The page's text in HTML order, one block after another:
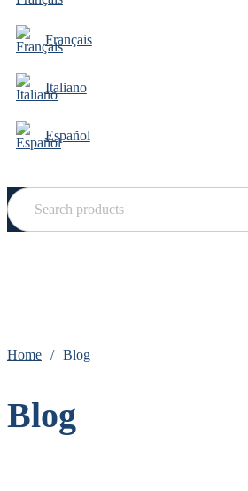
Français
Italiano
Español
Search
products
Home / Blog
Blog